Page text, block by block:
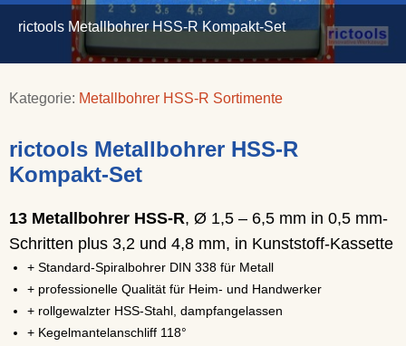
rictools Metallbohrer HSS-R Kompakt-Set
Kategorie: Metallbohrer HSS-R Sortimente
rictools Metallbohrer HSS-R
Kompakt-Set
13 Metallbohrer HSS-R, Ø 1,5 – 6,5 mm in 0,5 mm-
Schritten plus 3,2 und 4,8 mm, in Kunststoff-Kassette
+ Standard-Spiralbohrer DIN 338 für Metall
+ professionelle Qualität für Heim- und Handwerker
+ rollgewalzter HSS-Stahl, dampfangelassen
+ Kegelmantelanschliff 118°